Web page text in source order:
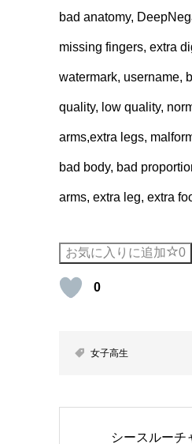
bad anatomy,
missing fingers, extra
watermark, username,
quality, low quality,
arms,extra legs,
bad body, bad
arms, extra leg, extra
お気に入りに追加 0
0
女子高生
シースルーチ